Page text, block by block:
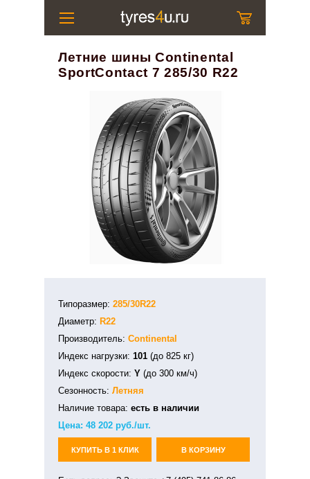
Летние шины Continental
SportContact 7 285/30 R22
Типоразмер: 285/30R22
Диаметр: R22
Производитель: Continental
Индекс нагрузки: 101 (до 825 кг)
Индекс скорости: Y (до 300 км/ч)
Сезонность: Летняя
Наличие товара: есть в наличии
Цена: 48 202 руб./шт.
КУПИТЬ В 1 КЛИК В КОРЗИНУ